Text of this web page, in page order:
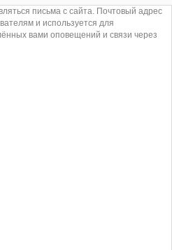
письма с сайта. Почтовый адрес
и используется для
вами оповещений и связи через